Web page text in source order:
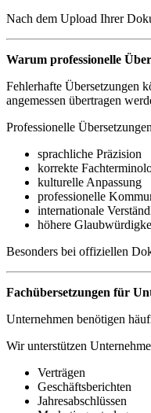
Nach dem Upload Ihrer
Warum professionelle
Fehlerhafte Übersetzungen
angemessen übertragen
Professionelle
sprachliche Präzision
korrekte
kulturelle Anpassung
professionelle
internationale
höhere
Besonders bei offiziellen
Fachübersetzungen für
Unternehmen benötigen
Wir unterstützen
Verträgen
Geschäftsberichten
Jahresabschlüssen